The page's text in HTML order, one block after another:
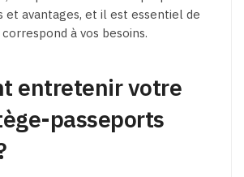
et avantages, et il est essentiel de
à vos besoins.
entretenir votre
passeports